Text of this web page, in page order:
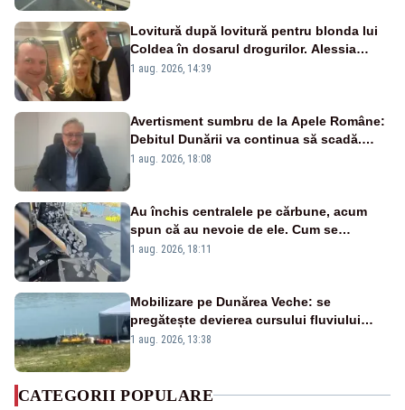
Lovitură după lovitură pentru blonda lui
Coldea în dosarul drogurilor. Alessia
Păcuraru explică decizia magistraților
1 aug. 2026, 14:39
Avertisment sumbru de la Apele Române:
Debitul Dunării va continua să scadă.
Cernavodă s-ar putea închide în 4 zile
1 aug. 2026, 18:08
Au închis centralele pe cărbune, acum
spun că au nevoie de ele. Cum se
pasează vina în plină criză energetică
1 aug. 2026, 18:11
Mobilizare pe Dunărea Veche: se
pregătește devierea cursului fluviului
către Cernavodă – VIDEO
1 aug. 2026, 13:38
CATEGORII POPULARE